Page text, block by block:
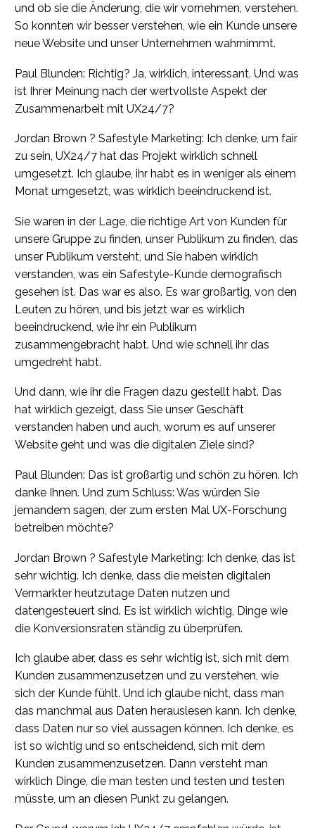
und ob sie die Änderung, die wir vornehmen, verstehen.
So konnten wir besser verstehen, wie ein Kunde unsere
neue Website und unser Unternehmen wahrnimmt.
Paul Blunden: Richtig? Ja, wirklich, interessant. Und was
ist Ihrer Meinung nach der wertvollste Aspekt der
Zusammenarbeit mit UX24/7?
Jordan Brown ? Safestyle Marketing: Ich denke, um fair
zu sein, UX24/7 hat das Projekt wirklich schnell
umgesetzt. Ich glaube, ihr habt es in weniger als einem
Monat umgesetzt, was wirklich beeindruckend ist.
Sie waren in der Lage, die richtige Art von Kunden für
unsere Gruppe zu finden, unser Publikum zu finden, das
unser Publikum versteht, und Sie haben wirklich
verstanden, was ein Safestyle-Kunde demografisch
gesehen ist. Das war es also. Es war großartig, von den
Leuten zu hören, und bis jetzt war es wirklich
beeindruckend, wie ihr ein Publikum
zusammengebracht habt. Und wie schnell ihr das
umgedreht habt.
Und dann, wie ihr die Fragen dazu gestellt habt. Das
hat wirklich gezeigt, dass Sie unser Geschäft
verstanden haben und auch, worum es auf unserer
Website geht und was die digitalen Ziele sind?
Paul Blunden: Das ist großartig und schön zu hören. Ich
danke Ihnen. Und zum Schluss: Was würden Sie
jemandem sagen, der zum ersten Mal UX-Forschung
betreiben möchte?
Jordan Brown ? Safestyle Marketing: Ich denke, das ist
sehr wichtig. Ich denke, dass die meisten digitalen
Vermarkter heutzutage Daten nutzen und
datengesteuert sind. Es ist wirklich wichtig, Dinge wie
die Konversionsraten ständig zu überprüfen.
Ich glaube aber, dass es sehr wichtig ist, sich mit dem
Kunden zusammenzusetzen und zu verstehen, wie
sich der Kunde fühlt. Und ich glaube nicht, dass man
das manchmal aus Daten herauslesen kann. Ich denke,
dass Daten nur so viel aussagen können. Ich denke, es
ist so wichtig und so entscheidend, sich mit dem
Kunden zusammenzusetzen. Dann versteht man
wirklich Dinge, die man testen und testen und testen
müsste, um an diesen Punkt zu gelangen.